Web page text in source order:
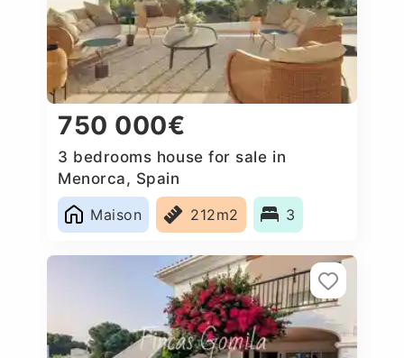
750 000€
3 bedrooms house for sale in
Menorca, Spain
Maison
212m2 3